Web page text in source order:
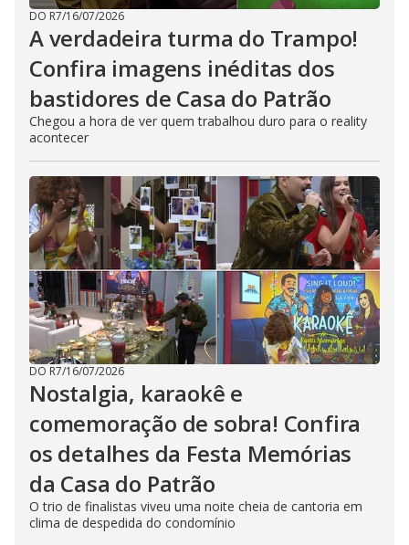
DO R7/16/07/2026
A verdadeira turma do Trampo!
Confira imagens inéditas dos
bastidores de Casa do Patrão
Chegou a hora de ver quem trabalhou duro para o reality
acontecer
DO R7/16/07/2026
Nostalgia, karaokê e
comemoração de sobra! Confira
os detalhes da Festa Memórias
da Casa do Patrão
O trio de finalistas viveu uma noite cheia de cantoria em
clima de despedida do condomínio